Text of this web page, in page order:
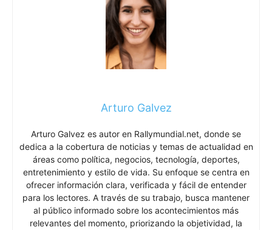
Arturo Galvez
Arturo Galvez es autor en Rallymundial.net, donde se
dedica a la cobertura de noticias y temas de actualidad en
áreas como política, negocios, tecnología, deportes,
entretenimiento y estilo de vida. Su enfoque se centra en
ofrecer información clara, verificada y fácil de entender
para los lectores. A través de su trabajo, busca mantener
al público informado sobre los acontecimientos más
relevantes del momento, priorizando la objetividad, la